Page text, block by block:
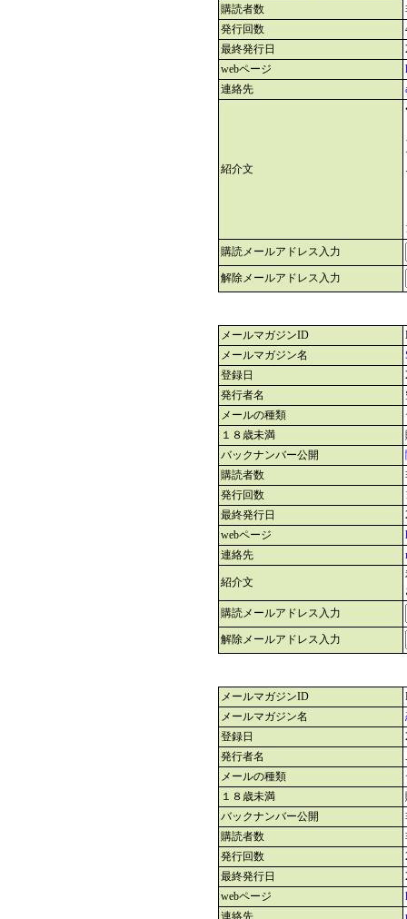
購読者数
発行回数
最終発行日
webページ
連絡先
紹介文
購読メールアドレス入力
解除メールアドレス入力
メールマガジンID
メールマガジン名
登録日
発行者名
メールの種類
１８歳未満
バックナンバー公開
購読者数
発行回数
最終発行日
webページ
連絡先
紹介文
購読メールアドレス入力
解除メールアドレス入力
メールマガジンID
メールマガジン名
登録日
発行者名
メールの種類
１８歳未満
バックナンバー公開
購読者数
発行回数
最終発行日
webページ
連絡先